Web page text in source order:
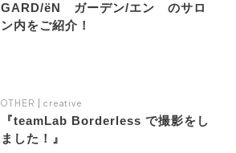
GARD/ëN ガーデン/エン のサロ
ン内をご紹介！
OTHER creative
『teamLab Borderless で撮影をし
ました！』